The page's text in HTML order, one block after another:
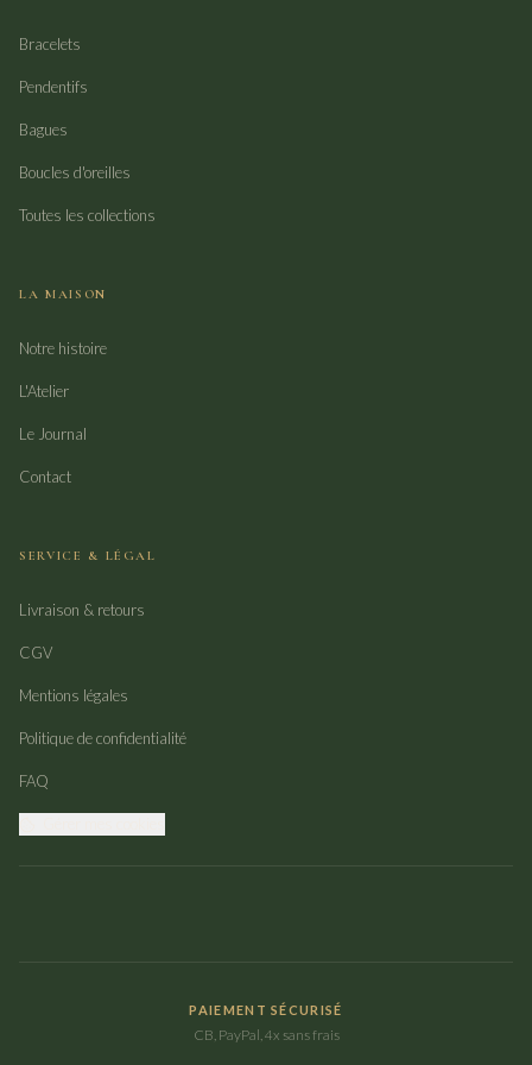
Bracelets
Pendentifs
Bagues
Boucles d'oreilles
Toutes les collections
LA MAISON
Notre histoire
L'Atelier
Le Journal
Contact
SERVICE & LÉGAL
Livraison & retours
CGV
Mentions légales
Politique de confidentialité
FAQ
PAIEMENT SÉCURISÉ
CB, PayPal, 4x sans frais